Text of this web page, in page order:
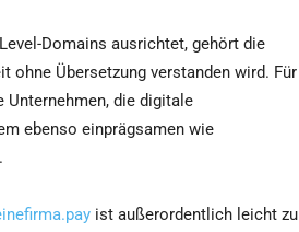
Domains ausrichtet, gehört die
ohne Übersetzung verstanden wird. Für
Unternehmen, die digitale
ebenso einprägsamen wie
ist außerordentlich leicht zu